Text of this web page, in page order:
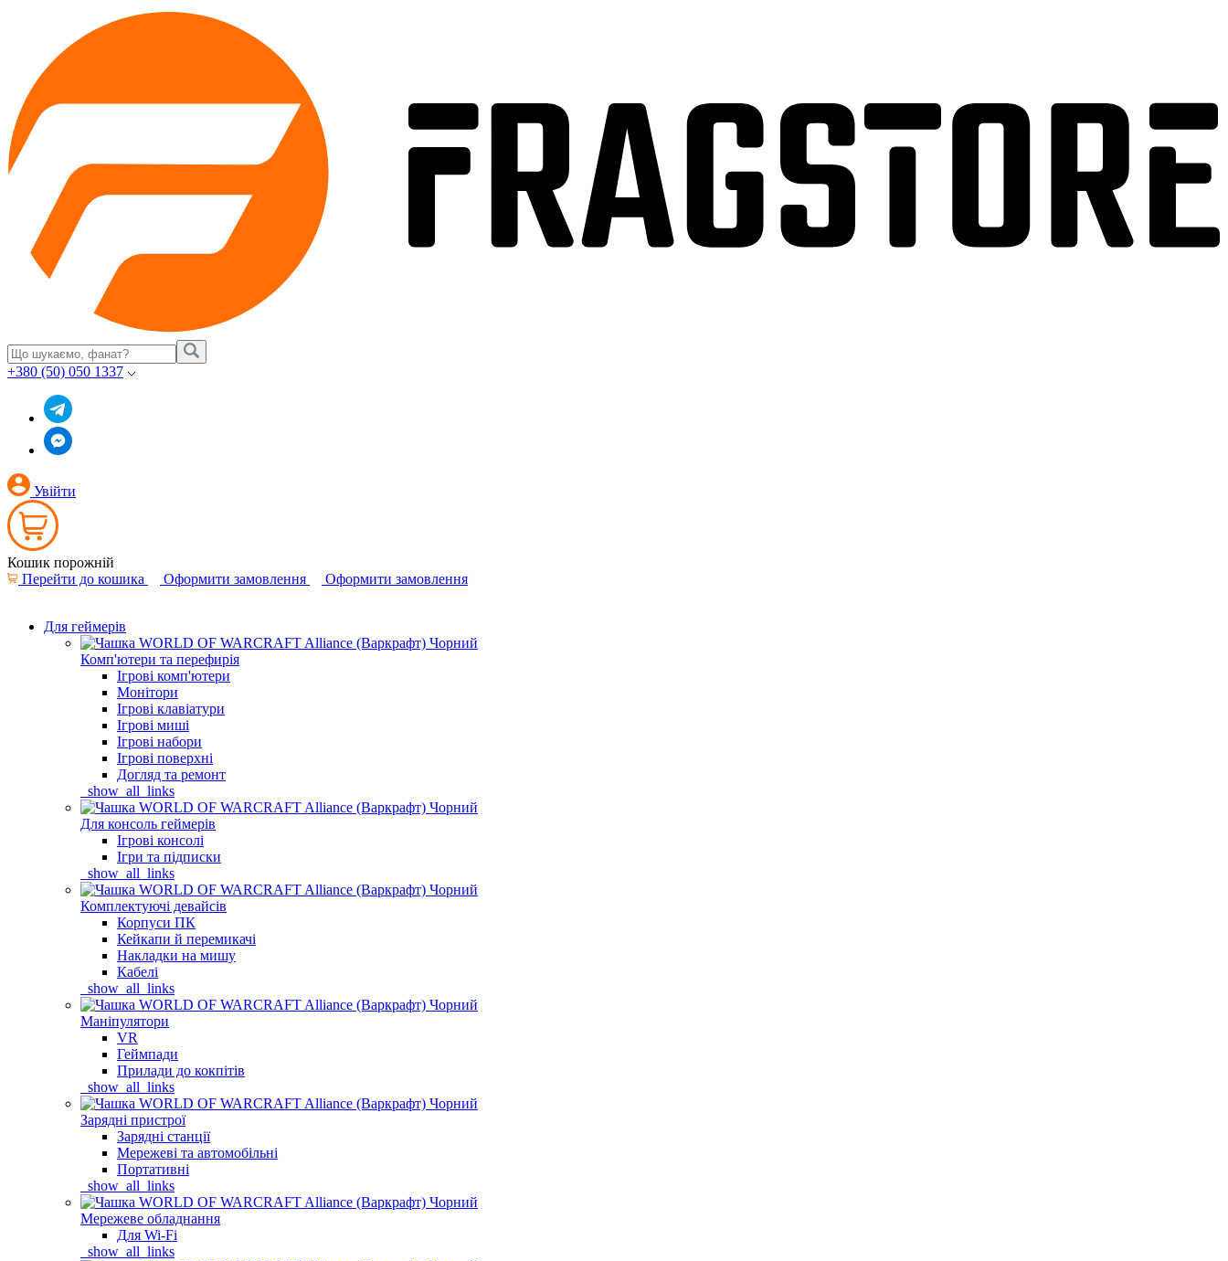
+380 (50) 050 1337
Увійти
Кошик порожній
Перейти до кошика
Оформити замовлення Оформити замовлення
Для геймерів
Комп'ютери та перефирія
Ігрові комп'ютери
Монітори
Ігрові клавіатури
Ігрові миші
Ігрові набори
Ігрові поверхні
Догляд та ремонт
_show_all_links
Для консоль геймерів
Ігрові консолі
Ігри та підписки
_show_all_links
Комплектуючі девайсів
Корпуси ПК
Кейкапи й перемикачі
Накладки на мишу
Кабелі
_show_all_links
Маніпулятори
VR
Геймпади
Прилади до кокпітів
_show_all_links
Зарядні пристрої
Зарядні станції
Мережеві та автомобільні
Портативні
_show_all_links
Мережеве обладнання
Для Wi-Fi
_show_all_links